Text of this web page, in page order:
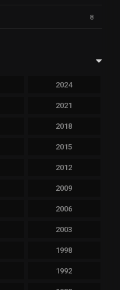
8
2024
2021
2018
2015
2012
2009
2006
2003
1998
1992